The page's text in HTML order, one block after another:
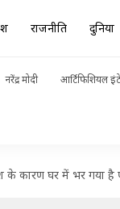
राजनीति दुनिया
नरेंद्र मोदी आर्टिफिशियल
के कारण घर में भर गया